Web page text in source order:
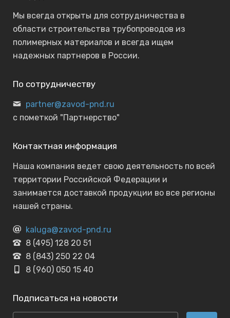
Мы всегда открыты для сотрудничества в
области строительства трубопроводов из
полимерных материалов и всегда ищем
надежных партнеров в России.
По сотрудничеству
partner@zavod-pnd.ru
с пометкой "Партнерство"
Контактная информация
Наша компания ведет свою деятельность по всей
территории Российской Федерации и
занимается доставкой продукции во все регионы
нашей страны.
kaluga@zavod-pnd.ru
8 (495) 128 20 51
8 (843) 250 22 04
8 (960) 050 15 40
Подписаться на новости